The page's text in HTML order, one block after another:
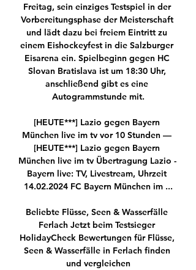
Freitag, sein einziges Testspiel in der
Vorbereitungsphase der Meisterschaft
und lädt dazu bei freiem Eintritt zu
einem Eishockeyfest in die Salzburger
Eisarena ein. Spielbeginn gegen HC
Slovan Bratislava ist um 18:30 Uhr,
anschließend gibt es eine
Autogrammstunde mit.
[HEUTE***] Lazio gegen Bayern
München live im tv vor 10 Stunden —
[HEUTE***] Lazio gegen Bayern
München live im tv Übertragung Lazio -
Bayern live: TV, Livestream, Uhrzeit
14.02.2024 FC Bayern München im ...
Beliebte Flüsse, Seen & Wasserfälle
Ferlach Jetzt beim Testsieger
HolidayCheck Bewertungen für Flüsse,
Seen & Wasserfälle in Ferlach finden
und vergleichen